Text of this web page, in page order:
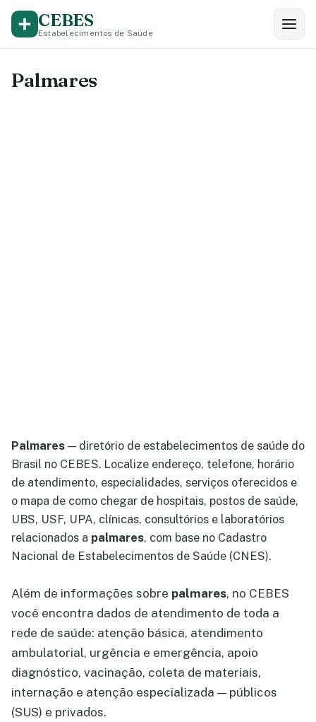
CEBES
Estabelecimentos de Saúde
Palmares
Palmares — diretório de estabelecimentos de saúde do
Brasil no CEBES. Localize endereço, telefone, horário
de atendimento, especialidades, serviços oferecidos e
o mapa de como chegar de hospitais, postos de saúde,
UBS, USF, UPA, clínicas, consultórios e laboratórios
relacionados a palmares, com base no Cadastro
Nacional de Estabelecimentos de Saúde (CNES).
Além de informações sobre palmares, no CEBES
você encontra dados de atendimento de toda a
rede de saúde: atenção básica, atendimento
ambulatorial, urgência e emergência, apoio
diagnóstico, vacinação, coleta de materiais,
internação e atenção especializada — públicos
(SUS) e privados.